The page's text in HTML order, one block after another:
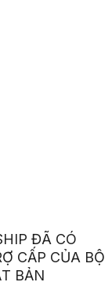
ĐÃ CÓ
CẤP CỦA BỘ
BẢN